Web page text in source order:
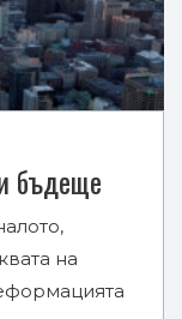
бъдеще
на